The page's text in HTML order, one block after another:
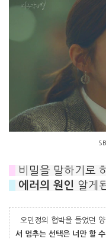
비밀을 말하기로
에러의 원인 알게
오민정의 협박을 들었던
서 멈추는 선택은 너만 할